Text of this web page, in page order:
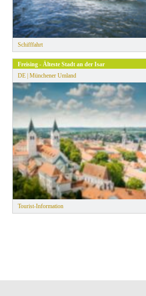
Schifffahrt
Freising - Älteste Stadt an der Isar
DE | Münchener Umland
Tourist-Information